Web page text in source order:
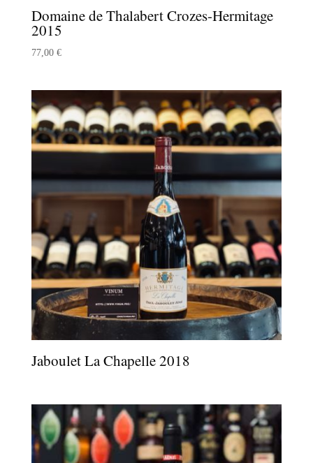
Domaine de Thalabert Crozes-Hermitage
2015
77,00 €
Jaboulet La Chapelle 2018